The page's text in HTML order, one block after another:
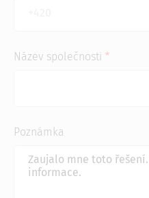
Název společnosti
Poznámka